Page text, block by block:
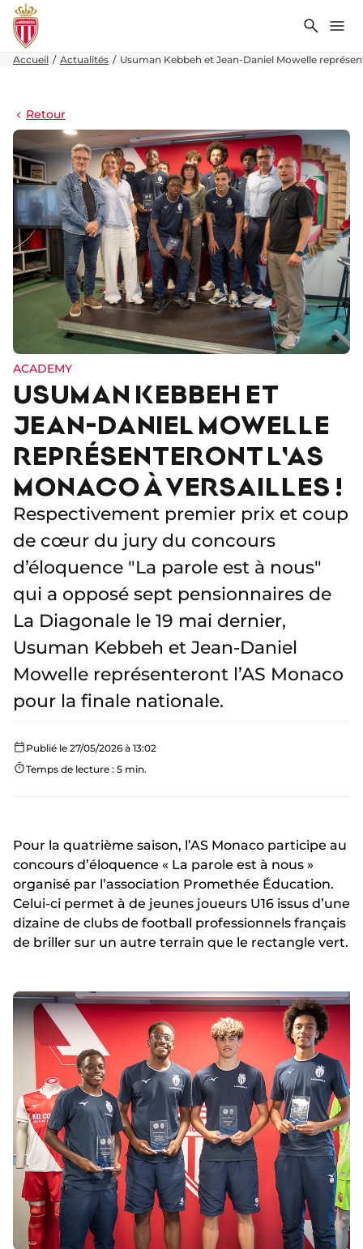
Accueil Actualités Usuman Kebbeh et Jean-Daniel Mowelle
Retour
ACADEMY
USUMAN KEBBEH ET
JEAN-DANIEL MOWELLE
REPRÉSENTERONT L'AS
MONACO À VERSAILLES !
Respectivement premier prix et coup
de cœur du jury du concours
d’éloquence "La parole est à nous"
qui a opposé sept pensionnaires de
La Diagonale le 19 mai dernier,
Usuman Kebbeh et Jean-Daniel
Mowelle représenteront l’AS Monaco
pour la finale nationale.
Publié le 27/05/2026 à 13:02
Temps de lecture : 5 min.
Pour la quatrième saison, l’AS Monaco participe au
concours d’éloquence « La parole est à nous »
organisé par l’association Promethée Éducation.
Celui-ci permet à de jeunes joueurs U16 issus d’une
dizaine de clubs de football professionnels français
de briller sur un autre terrain que le rectangle vert.